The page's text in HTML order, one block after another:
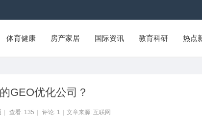
体育健康 房产家居 国际资讯 教育科研 热点
GEO优化公司？
查看: 135 评论: 1 文章来源: 互联网